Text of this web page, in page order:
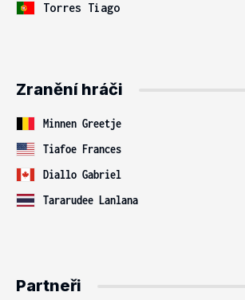
Torres Tiago
Zranění hráči
Minnen Greetje
Tiafoe Frances
Diallo Gabriel
Tararudee Lanlana
Partneři